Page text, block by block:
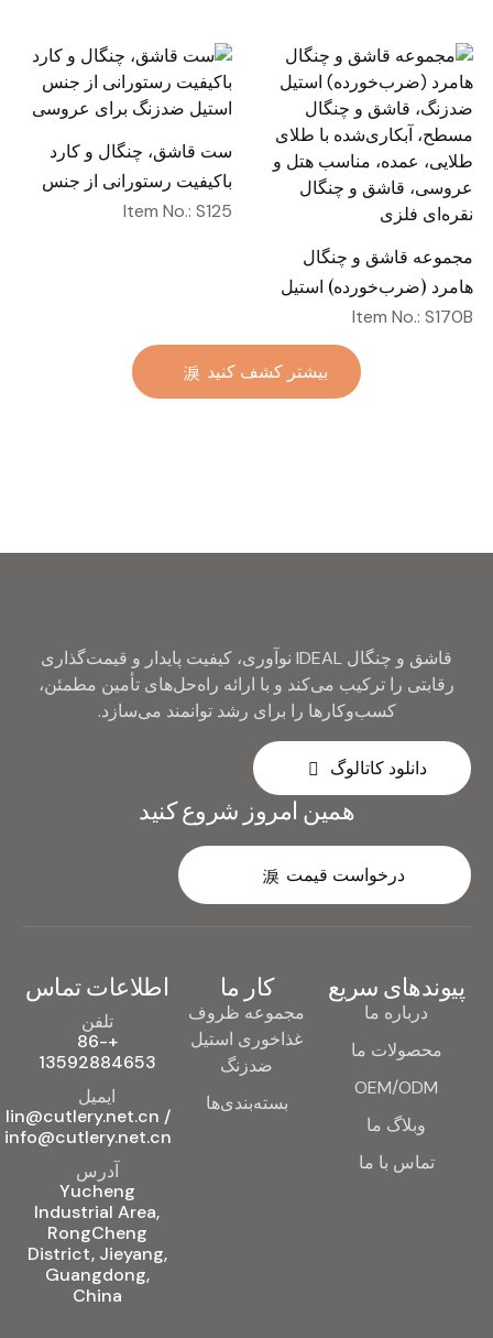
مجموعه قاشق و چنگال
هامرد (ضرب‌خورده) استیل
ضدزنگ، قاشق و چنگال
مسطح، آبکاری‌شده با طلای
طلایی، عمده، مناسب هتل و
عروسی، قاشق و چنگال
Item No.: S170B
ست قاشق، چنگال و کارد
باکیفیت رستورانی از جنس
استیل ضدزنگ برای عروسی
Item No.: S125
بیشتر کشف کنید
قاشق و چنگال IDEAL نوآوری، کیفیت پایدار و قیمت‌گذاری
رقابتی را ترکیب می‌کند و با ارائه راه‌حل‌های تأمین مطمئن،
کسب‌وکارها را برای رشد توانمند می‌سازد.
دانلود کاتالوگ
همین امروز شروع کنید
درخواست قیمت
پیوندهای سریع
درباره ما
محصولات ما
OEM/ODM
وبلاگ ما
تماس با ما
کار ما
مجموعه ظروف
غذاخوری استیل
ضدزنگ
بسته‌بندی‌ها
اطلاعات تماس
تلفن
+86-
13592884653
ایمیل
lin@cutlery.net.cn /
info@cutlery.net.cn
آدرس
Yucheng
Industrial Area,
RongCheng
District, Jieyang,
Guangdong,
China